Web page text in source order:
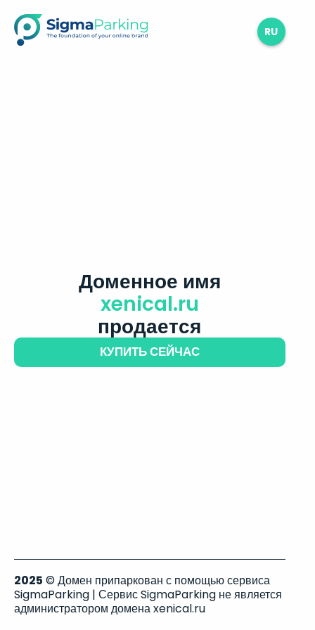
RU
Доменное имя
xenical.ru
продается
КУПИТЬ СЕЙЧАС
2025 © Домен припаркован с помощью сервиса
SigmaParking | Сервис SigmaParking не является
администратором домена xenical.ru